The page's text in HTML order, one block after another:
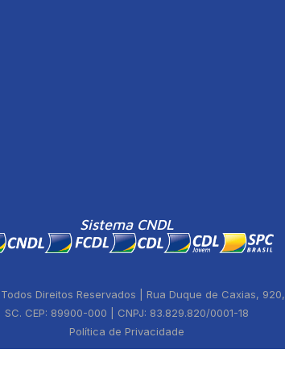
Sistema CNDL
Direitos Reservados | Rua Duque de Caxias,
SC. CEP: 89900-000 | CNPJ: 83.829.820/0001-18
Política de Privacidade